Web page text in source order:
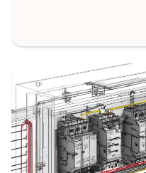
croissante. Découvrez
fiable en associant un
Certalis et un logiciel